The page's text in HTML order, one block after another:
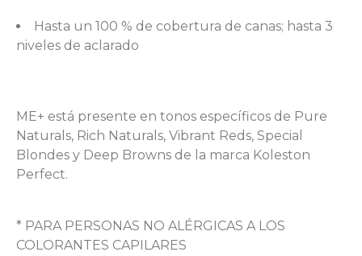
Hasta un 100 % de cobertura de canas; hasta 3
niveles de aclarado
ME+ está presente en tonos específicos de Pure
Naturals, Rich Naturals, Vibrant Reds, Special
Blondes y Deep Browns de la marca Koleston
Perfect.
* PARA PERSONAS NO ALÉRGICAS A LOS
COLORANTES CAPILARES